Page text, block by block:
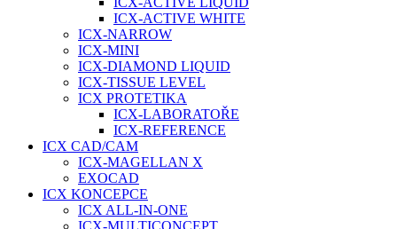
ICX-ACTIVE WHITE
ICX-NARROW
ICX-MINI
ICX-DIAMOND LIQUID
ICX-TISSUE LEVEL
ICX PROTETIKA
ICX-LABORATOŘE
ICX-REFERENCE
ICX CAD/CAM
ICX-MAGELLAN X
EXOCAD
ICX KONCEPCE
ICX ALL-IN-ONE
ICX-MULTICONCEPT